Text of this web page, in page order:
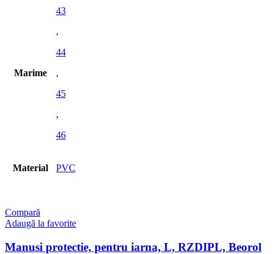
Marime
43
,
44
,
45
,
46
Material PVC
Compară
Adaugă la favorite
Manusi protectie, pentru iarna, L, RZDIPL, Beorol